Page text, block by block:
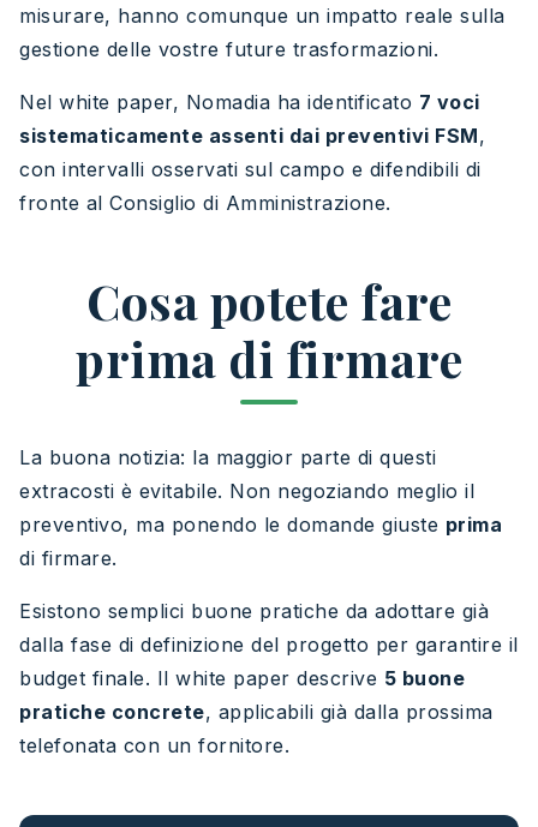
misurare, hanno comunque un impatto reale sulla
gestione delle vostre future trasformazioni.
Nel white paper, Nomadia ha identificato 7 voci
sistematicamente assenti dai preventivi FSM,
con intervalli osservati sul campo e difendibili di
fronte al Consiglio di Amministrazione.
Cosa potete fare
prima di firmare
La buona notizia: la maggior parte di questi
extracosti è evitabile. Non negoziando meglio il
preventivo, ma ponendo le domande giuste prima
di firmare.
Esistono semplici buone pratiche da adottare già
dalla fase di definizione del progetto per garantire il
budget finale. Il white paper descrive 5 buone
pratiche concrete, applicabili già dalla prossima
telefonata con un fornitore.